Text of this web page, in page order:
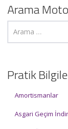
Arama
Pratik
Amortismanlar
Asgari Geçim